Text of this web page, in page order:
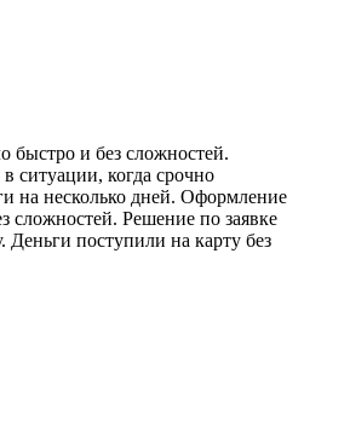
и без сложностей.
ситуации, когда срочно
на несколько дней. Оформление
сложностей. Решение по заявке
Деньги поступили на карту без